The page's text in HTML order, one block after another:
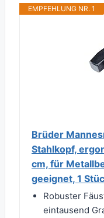
EMPFEHLUNG NR. 1
Brüder
Stahlkopf,
cm, für
geeignet, 1
Robuster
eintausend